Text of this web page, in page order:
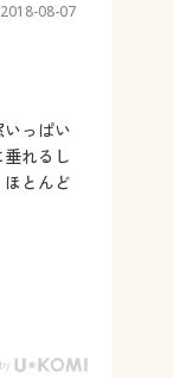
2018-08-07
っぱい
れるし
とんど